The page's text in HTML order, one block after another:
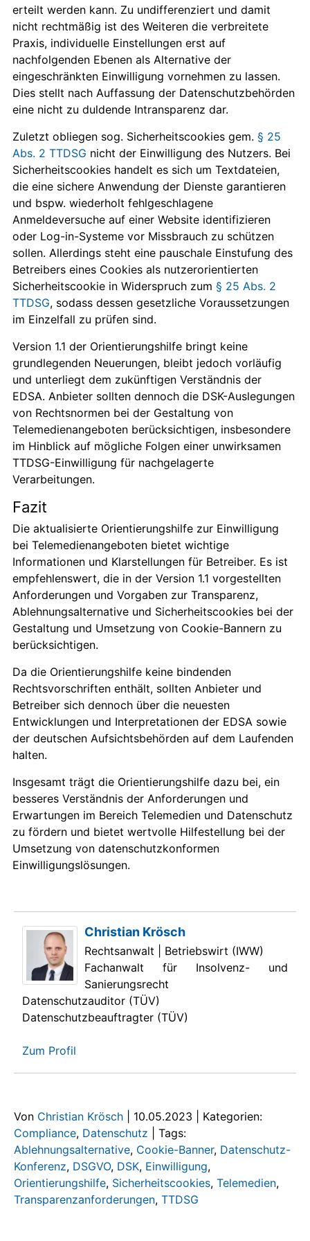
erteilt werden kann. Zu undifferenziert und damit
nicht rechtmäßig ist des Weiteren die verbreitete
Praxis, individuelle Einstellungen erst auf
nachfolgenden Ebenen als Alternative der
eingeschränkten Einwilligung vornehmen zu lassen.
Dies stellt nach Auffassung der Datenschutzbehörden
eine nicht zu duldende Intransparenz dar.
Zuletzt obliegen sog. Sicherheitscookies gem.§ 25
Abs. 2 TTDSG nicht der Einwilligung des Nutzers. Bei
Sicherheitscookies handelt es sich um Textdateien,
die eine sichere Anwendung der Dienste garantieren
und bspw. wiederholt fehlgeschlagene
Anmeldeversuche auf einer Website identi­fizieren
oder Log-in-Systeme vor Missbrauch zu schützen
sollen. Allerdings steht eine pauschale Einstufung des
Betreibers eines Cookies als nutzerorientierten
Sicherheitscookie in Widerspruch zum§ 25 Abs. 2
TTDSG, sodass dessen gesetzliche Voraussetzungen
im Einzelfall zu prüfen sind.
Version 1.1 der Orientierungshilfe bringt keine
grundlegenden Neuerungen, bleibt jedoch vorläufig
und unterliegt dem zukünftigen Verständnis der
EDSA. Anbieter sollten dennoch die DSK-Auslegungen
von Rechtsnormen bei der Gestaltung von
Telemedienangeboten berücksichtigen, insbesondere
im Hinblick auf mögliche Folgen einer unwirksamen
TTDSG-Einwilligung für nachgelagerte
Verarbeitungen.
Fazit
Die aktualisierte Orientierungshilfe zur Einwilligung
bei Telemedienangeboten bietet wichtige
Informationen und Klarstellungen für Betreiber. Es ist
empfehlenswert, die in der Version 1.1 vorgestellten
Anforderungen und Vorgaben zur Transparenz,
Ablehnungsalternative und Sicherheitscookies bei der
Gestaltung und Umsetzung von Cookie-Bannern zu
berücksichtigen.
Da die Orientierungshilfe keine bindenden
Rechtsvorschriften enthält, sollten Anbieter und
Betreiber sich dennoch über die neuesten
Entwicklungen und Interpretationen der EDSA sowie
der deutschen Aufsichtsbehörden auf dem Laufenden
halten.
Insgesamt trägt die Orientierungshilfe dazu bei, ein
besseres Verständnis der Anforderungen und
Erwartungen im Bereich Telemedien und Datenschutz
zu fördern und bietet wertvolle Hilfestellung bei der
Umsetzung von datenschutzkonformen
Einwilligungslösungen.
Christian Krösch
Rechtsanwalt | Betriebswirt (IWW)
Fachanwalt für Insolvenz- und
Sanierungsrecht
Datenschutzauditor (TÜV)
Datenschutzbeauftragter (TÜV)
Zum Profil
Von Christian Krösch 10.05.2023
Kategorien:
Compliance, Datenschutz
Tags:
Ablehnungsalternative, Cookie-Banner, Datenschutz-
Konferenz, DSGVO, DSK, Einwilligung,
Orientierungshilfe, Sicherheitscookies, Telemedien,
Transparenzanforderungen, TTDSG